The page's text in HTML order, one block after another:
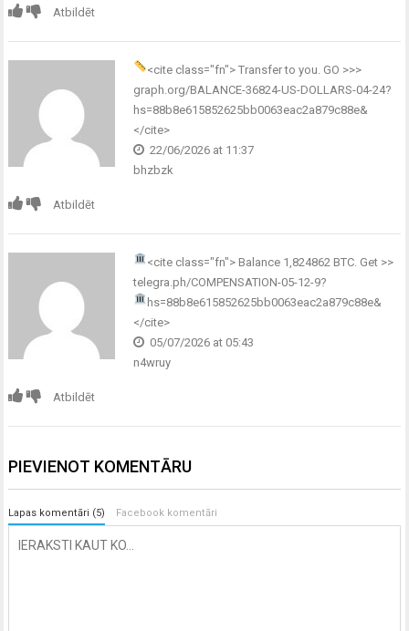
Atbildēt
<cite class="fn"> Transfer to you. GO >>>
graph.org/BALANCE-36824-US-DOLLARS-04-24?
hs=88b8e615852625bb0063eac2a879c88e&
</cite>
22/06/2026 at 11:37
bhzbzk
Atbildēt
<cite class="fn"> Balance 1,824862 BTC. Get >>
telegra.ph/COMPENSATION-05-12-9?
hs=88b8e615852625bb0063eac2a879c88e&
</cite>
05/07/2026 at 05:43
n4wruy
Atbildēt
PIEVIENOT KOMENTĀRU
Lapas komentāri (5) Facebook komentāri